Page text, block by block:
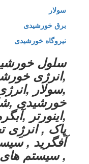
سولار
برق خورشیدی
نیروگاه خورشیدی
سلول
,انرژی
,سولار
خورشیدی
,اینورتر
پاک , انرژِی
آفگرید ,
, سیستم